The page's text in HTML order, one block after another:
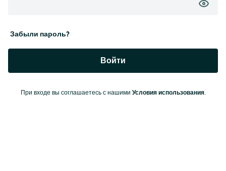
Забыли пароль?
Войти
При входе вы соглашаетесь с нашими Условия использования.